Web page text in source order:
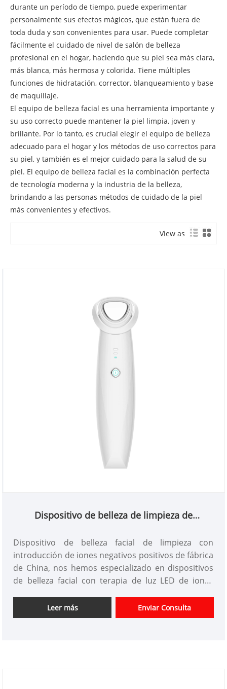
durante un período de tiempo, puede experimentar
personalmente sus efectos mágicos, que están fuera de
toda duda y son convenientes para usar. Puede completar
fácilmente el cuidado de nivel de salón de belleza
profesional en el hogar, haciendo que su piel sea más clara,
más blanca, más hermosa y colorida. Tiene múltiples
funciones de hidratación, corrector, blanqueamiento y base
de maquillaje.
El equipo de belleza facial es una herramienta importante y
su uso correcto puede mantener la piel limpia, joven y
brillante. Por lo tanto, es crucial elegir el equipo de belleza
adecuado para el hogar y los métodos de uso correctos para
su piel, y también es el mejor cuidado para la salud de su
piel. El equipo de belleza facial es la combinación perfecta
de tecnología moderna y la industria de la belleza,
brindando a las personas métodos de cuidado de la piel
más convenientes y efectivos.
View as
Dispositivo de belleza de limpieza de
Dispositivo de belleza facial de limpieza con
introducción de iones negativos positivos de fábrica
de China, nos hemos especializado en dispositivos
de belleza facial con terapia de luz LED de iones
de equipos de belleza personalizados y tener una
buena ventaja de precio. Somos un fabricante
Leer más Enviar Consulta